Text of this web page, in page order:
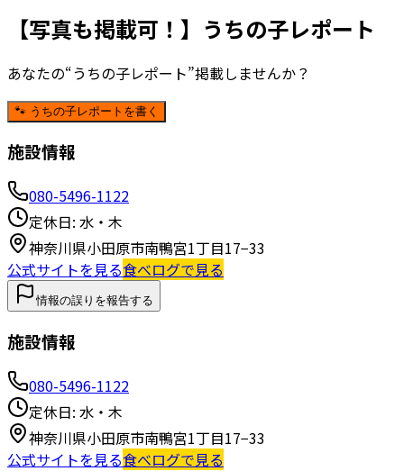
【写真も掲載可！】うちの子レポート
あなたの“うちの子レポート”掲載しませんか？
🐾 うちの子レポートを書く
施設情報
080-5496-1122
定休日: 水・木
神奈川県小田原市南鴨宮1丁目17−33
公式サイトを見る食べログで見る
情報の誤りを報告する
施設情報
080-5496-1122
定休日: 水・木
神奈川県小田原市南鴨宮1丁目17−33
公式サイトを見る食べログで見る